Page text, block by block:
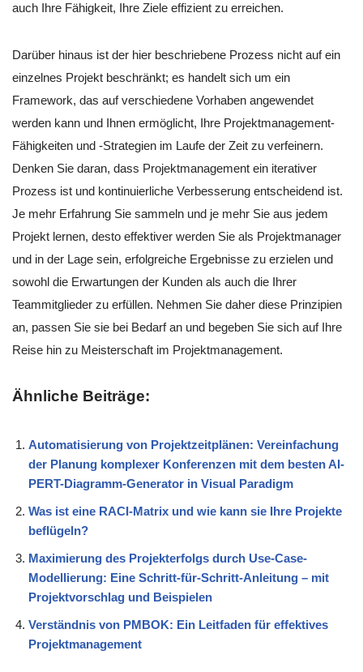
auch Ihre Fähigkeit, Ihre Ziele effizient zu erreichen.
Darüber hinaus ist der hier beschriebene Prozess nicht auf ein
einzelnes Projekt beschränkt; es handelt sich um ein
Framework, das auf verschiedene Vorhaben angewendet
werden kann und Ihnen ermöglicht, Ihre Projektmanagement-
Fähigkeiten und -Strategien im Laufe der Zeit zu verfeinern.
Denken Sie daran, dass Projektmanagement ein iterativer
Prozess ist und kontinuierliche Verbesserung entscheidend ist.
Je mehr Erfahrung Sie sammeln und je mehr Sie aus jedem
Projekt lernen, desto effektiver werden Sie als Projektmanager
und in der Lage sein, erfolgreiche Ergebnisse zu erzielen und
sowohl die Erwartungen der Kunden als auch die Ihrer
Teammitglieder zu erfüllen. Nehmen Sie daher diese Prinzipien
an, passen Sie sie bei Bedarf an und begeben Sie sich auf Ihre
Reise hin zu Meisterschaft im Projektmanagement.
Ähnliche Beiträge:
Automatisierung von Projektzeitplänen: Vereinfachung
der Planung komplexer Konferenzen mit dem besten AI-
PERT-Diagramm-Generator in Visual Paradigm
Was ist eine RACI-Matrix und wie kann sie Ihre Projekte
beflügeln?
Maximierung des Projekterfolgs durch Use-Case-
Modellierung: Eine Schritt-für-Schritt-Anleitung – mit
Projektvorschlag und Beispielen
Verständnis von PMBOK: Ein Leitfaden für effektives
Projektmanagement